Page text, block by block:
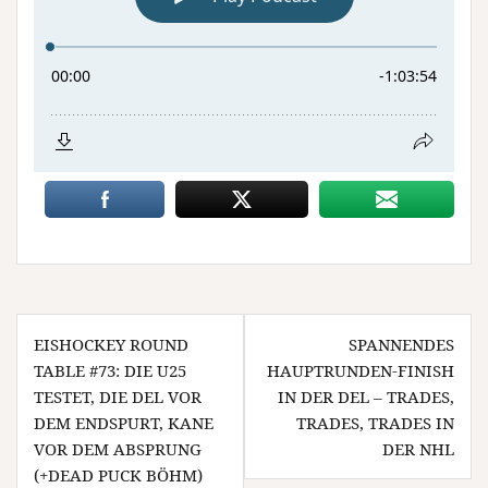
Beitragsnavigation
EISHOCKEY ROUND
TABLE #73: DIE U25
TESTET, DIE DEL VOR
DEM ENDSPURT, KANE
VOR DEM ABSPRUNG
(+DEAD PUCK BÖHM)
SPANNENDES
HAUPTRUNDEN-FINISH
IN DER DEL – TRADES,
TRADES, TRADES IN
DER NHL